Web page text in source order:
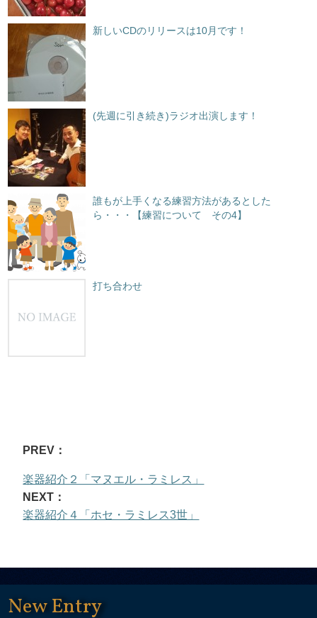
新しいCDのリリースは10月です！
(先週に引き続き)ラジオ出演します！
誰もが上手くなる練習方法があるとした
ら・・・【練習について その4】
打ち合わせ
PREV：
楽器紹介２「マヌエル・ラミレス」
NEXT：
楽器紹介４「ホセ・ラミレス3世」
New Entry